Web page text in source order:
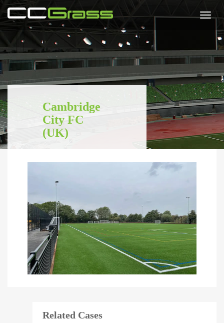
Cambridge
City FC
(UK)
Related Cases